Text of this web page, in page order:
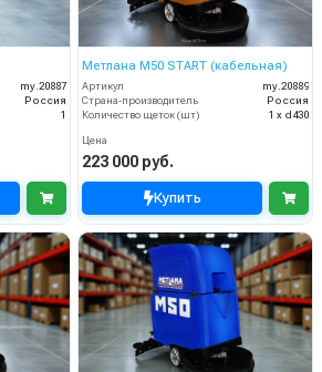
my.20887
Россия
1
Метлана М50 START (кабельная)
Артикул
my.20889
Страна-производитель
Россия
Количество щеток (шт)
1 х d430
Цена
223 000 руб.
Купить